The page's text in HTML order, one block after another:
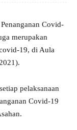
Covid-
merupakan
19, di Aula
pelaksanaan
Covid-19